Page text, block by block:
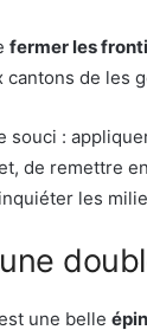
fermer les
cantons de les
souci :
de remettre
les
une belle